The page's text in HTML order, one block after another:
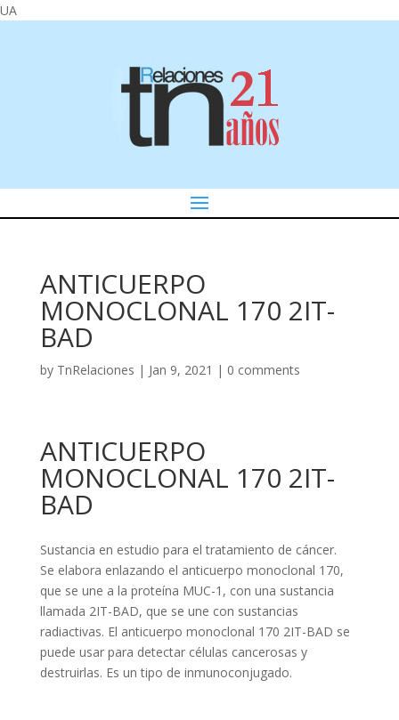
UA
ANTICUERPO
MONOCLONAL 170 2IT-
BAD
by TnRelaciones | Jan 9, 2021 | 0 comments
ANTICUERPO
MONOCLONAL 170 2IT-
BAD
Sustancia en estudio para el tratamiento de cáncer.
Se elabora enlazando el anticuerpo monoclonal 170,
que se une a la proteína MUC-1, con una sustancia
llamada 2IT-BAD, que se une con sustancias
radiactivas. El anticuerpo monoclonal 170 2IT-BAD se
puede usar para detectar células cancerosas y
destruirlas. Es un tipo de inmunoconjugado.